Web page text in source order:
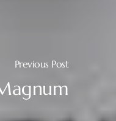
Previous Post